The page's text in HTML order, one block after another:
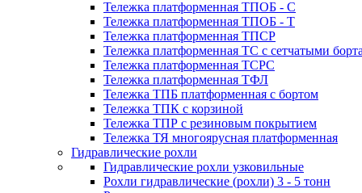
Тележка платформенная ТПОБ - С
Тележка платформенная ТПОБ - Т
Тележка платформенная ТПСР
Тележка платформенная ТС с сетчатыми
Тележка платформенная ТСРС
Тележка платформенная ТФЛ
Тележка ТПБ платформенная с бортом
Тележка ТПК с корзиной
Тележка ТПР с резиновым покрытием
Тележка ТЯ многоярусная платформенная
Гидравлические рохли
Гидравлические рохли узковильные
Рохли гидравлические (рохли) 3 - 5 тонн